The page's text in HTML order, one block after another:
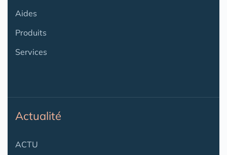
Aides
Produits
Services
Actualité
ACTU